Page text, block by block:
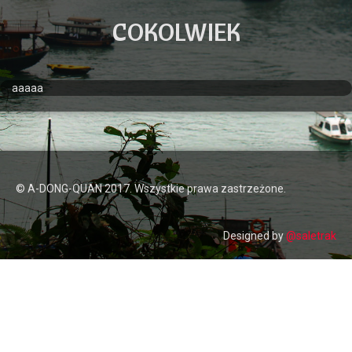
COKOLWIEK
aaaaa
© A-DONG-QUAN 2017. Wszystkie prawa zastrzeżone.
Designed by@saletrak